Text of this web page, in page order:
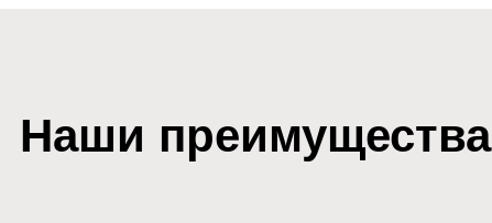
Наши преимущества